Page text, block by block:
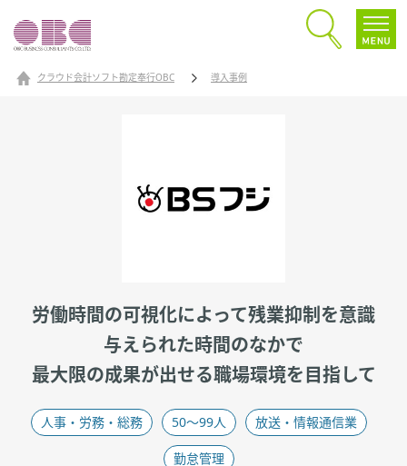
クラウド会計ソフト勘定奉行OBC 導入事例
労働時間の可視化によって残業抑制を意識
与えられた時間のなかで
最大限の成果が出せる職場環境を目指して
人事・労務・総務​ 50〜99人 放送・情報通信業
勤怠管理